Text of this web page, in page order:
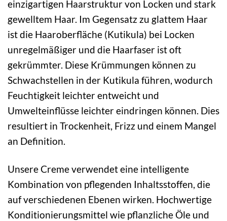
einzigartigen Haarstruktur von Locken und stark
gewelltem Haar. Im Gegensatz zu glattem Haar
ist die Haaroberfläche (Kutikula) bei Locken
unregelmäßiger und die Haarfaser ist oft
gekrümmter. Diese Krümmungen können zu
Schwachstellen in der Kutikula führen, wodurch
Feuchtigkeit leichter entweicht und
Umwelteinflüsse leichter eindringen können. Dies
resultiert in Trockenheit, Frizz und einem Mangel
an Definition.
Unsere Creme verwendet eine intelligente
Kombination von pflegenden Inhaltsstoffen, die
auf verschiedenen Ebenen wirken. Hochwertige
Konditionierungsmittel wie pflanzliche Öle und